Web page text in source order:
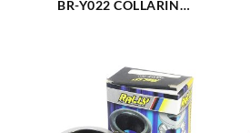
BR-Y022 COLLARIN
(580)